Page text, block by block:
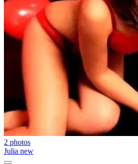
2 photos
Julia new